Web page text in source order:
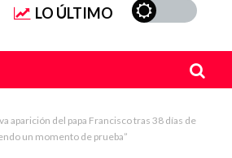
LO ÚLTIMO
aparición del papa Francisco tras 38 días de
un momento de prueba”